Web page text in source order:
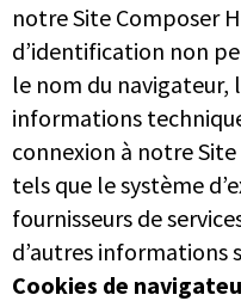
notre Site Composer
d’identification non
le nom du navigateur,
informations
connexion à notre
tels que le système
fournisseurs de
d’autres informations
Cookies de